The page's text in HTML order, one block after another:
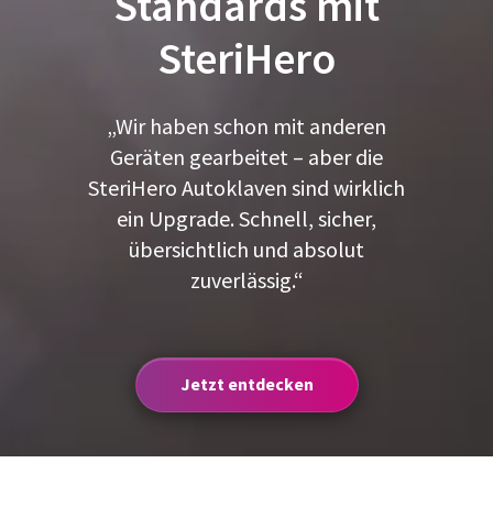
SteriHero
„Wir haben schon mit anderen
Geräten gearbeitet – aber die
SteriHero Autoklaven sind wirklich
ein Upgrade. Schnell, sicher,
übersichtlich und absolut
zuverlässig.“
Jetzt entdecken